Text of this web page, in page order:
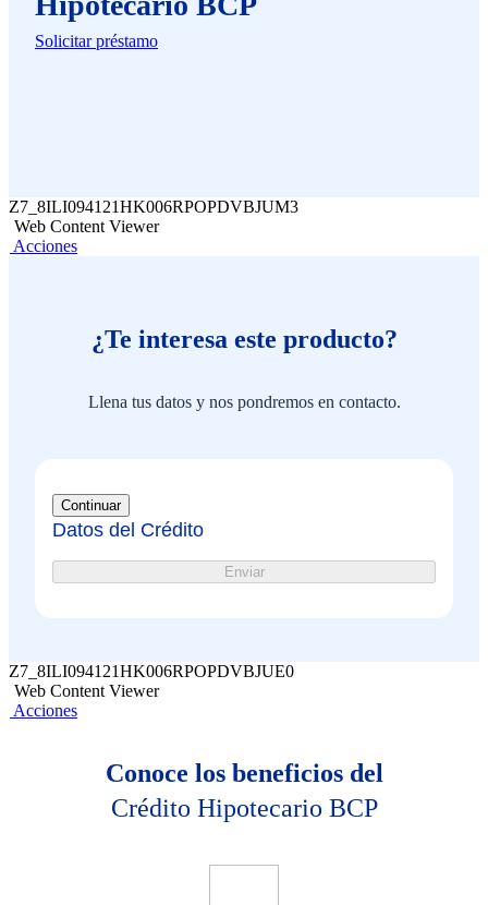
Solicitar préstamo
Z7_8ILI094121HK006RPOPDVBJUM3
Web Content Viewer
Acciones
¿Te interesa este producto?
Llena tus datos y nos pondremos en contacto.
Continuar
Datos del Crédito
Enviar
Z7_8ILI094121HK006RPOPDVBJUE0
Web Content Viewer
Acciones
Conoce los beneficios del
Crédito Hipotecario BCP